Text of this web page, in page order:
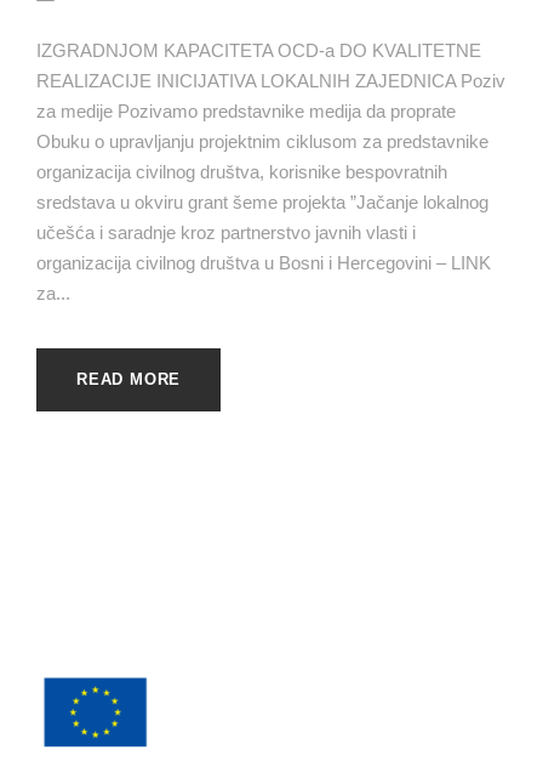
IZGRADNJOM KAPACITETA OCD-a DO KVALITETNE
REALIZACIJE INICIJATIVA LOKALNIH ZAJEDNICA Poziv
za medije Pozivamo predstavnike medija da proprate
Obuku o upravljanju projektnim ciklusom za predstavnike
organizacija civilnog društva, korisnike bespovratnih
sredstava u okviru grant šeme projekta ”Jačanje lokalnog
učešća i saradnje kroz partnerstvo javnih vlasti i
organizacija civilnog društva u Bosni i Hercegovini – LINK
za...
READ MORE